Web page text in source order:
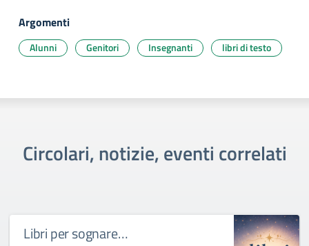
Argomenti
Alunni Genitori Insegnanti libri di testo
Circolari, notizie, eventi correlati
Libri per sognare…